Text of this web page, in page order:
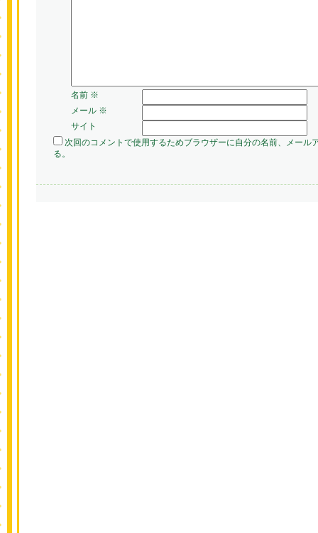
名前 ※
メール ※
サイト
次回のコメントで使用するためブラウザーに自分の名前、メール
る。